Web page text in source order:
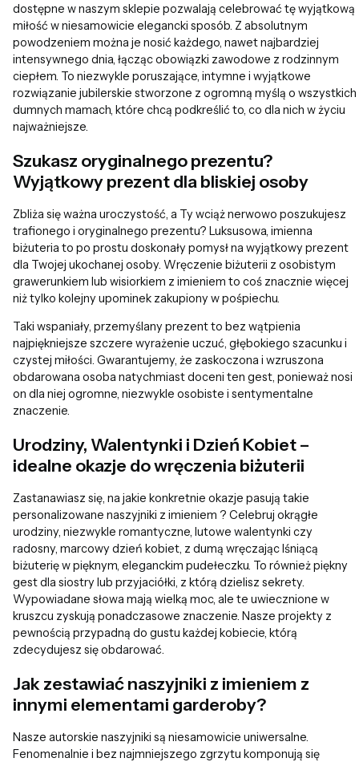
dostępne w naszym sklepie pozwalają celebrować tę wyjątkową
miłość w niesamowicie elegancki sposób. Z absolutnym
powodzeniem można je nosić każdego, nawet najbardziej
intensywnego dnia, łącząc obowiązki zawodowe z rodzinnym
ciepłem. To niezwykle poruszające, intymne i wyjątkowe
rozwiązanie jubilerskie stworzone z ogromną myślą o wszystkich
dumnych mamach, które chcą podkreślić to, co dla nich w życiu
najważniejsze.
Szukasz oryginalnego prezentu?
Wyjątkowy prezent dla bliskiej osoby
Zbliża się ważna uroczystość, a Ty wciąż nerwowo poszukujesz
trafionego i oryginalnego prezentu? Luksusowa, imienna
biżuteria to po prostu doskonały pomysł na wyjątkowy prezent
dla Twojej ukochanej osoby. Wręczenie biżuterii z osobistym
grawerunkiem lub wisiorkiem z imieniem to coś znacznie więcej
niż tylko kolejny upominek zakupiony w pośpiechu.
Taki wspaniały, przemyślany prezent to bez wątpienia
najpiękniejsze szczere wyrażenie uczuć, głębokiego szacunku i
czystej miłości. Gwarantujemy, że zaskoczona i wzruszona
obdarowana osoba natychmiast doceni ten gest, ponieważ nosi
on dla niej ogromne, niezwykle osobiste i sentymentalne
znaczenie.
Urodziny, Walentynki i Dzień Kobiet –
idealne okazje do wręczenia biżuterii
Zastanawiasz się, na jakie konkretnie okazje pasują takie
personalizowane naszyjniki z imieniem ? Celebruj okrągłe
urodziny, niezwykle romantyczne, lutowe walentynki czy
radosny, marcowy dzień kobiet, z dumą wręczając lśniącą
biżuterię w pięknym, eleganckim pudełeczku. To również piękny
gest dla siostry lub przyjaciółki, z którą dzielisz sekrety.
Wypowiadane słowa mają wielką moc, ale te uwiecznione w
kruszcu zyskują ponadczasowe znaczenie. Nasze projekty z
pewnością przypadną do gustu każdej kobiecie, którą
zdecydujesz się obdarować.
Jak zestawiać naszyjniki z imieniem z
innymi elementami garderoby?
Nasze autorskie naszyjniki są niesamowicie uniwersalne.
Fenomenalnie i bez najmniejszego zgrzytu komponują się